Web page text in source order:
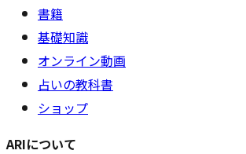
書籍
基礎知識
オンライン動画
占いの教科書
ショップ
ARIについて